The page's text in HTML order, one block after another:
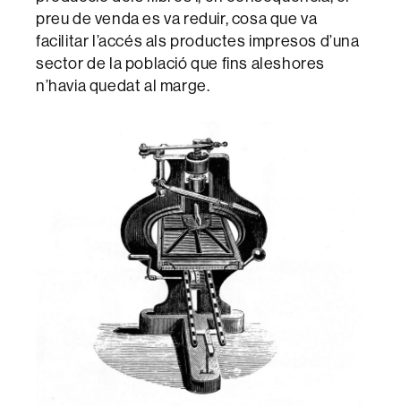
preu de venda es va reduir, cosa que va
facilitar l’accés als productes impresos d’una
sector de la població que fins aleshores
n’havia quedat al marge.